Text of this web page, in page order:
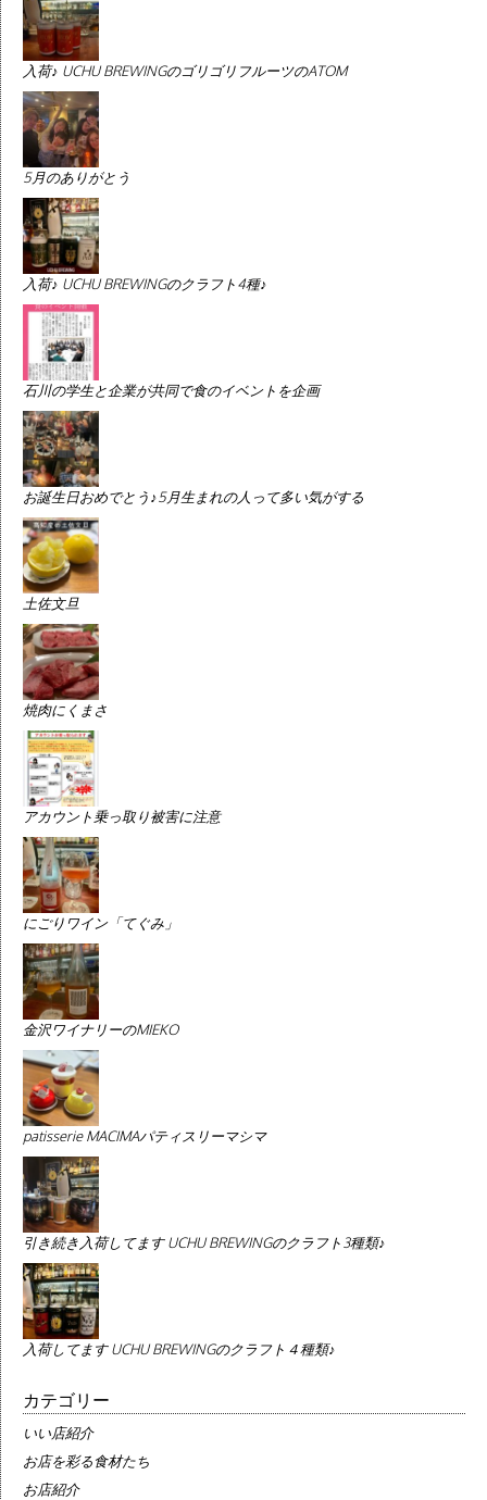
入荷♪ UCHU BREWINGのゴリゴリフルーツのATOM
5月のありがとう
入荷♪ UCHU BREWINGのクラフト4種♪
石川の学生と企業が共同で食のイベントを企画
お誕生日おめでとう♪5月生まれの人って多い気がする
土佐文旦
焼肉にくまさ
アカウント乗っ取り被害に注意
にごりワイン「てぐみ」
金沢ワイナリーのMIEKO
patisserie MACIMAパティスリーマシマ
引き続き入荷してます UCHU BREWINGのクラフト3種類♪
入荷してます UCHU BREWINGのクラフト４種類♪
カテゴリー
いい店紹介
お店を彩る食材たち
お店紹介